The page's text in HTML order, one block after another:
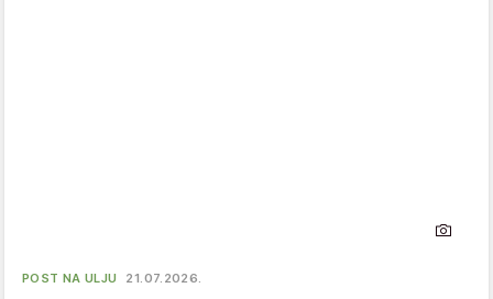
POST NA ULJU 21.07.2026.